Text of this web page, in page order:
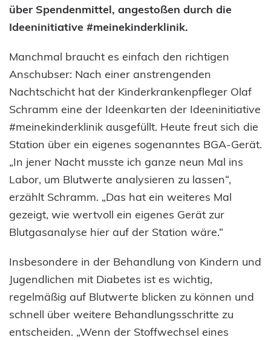
über Spendenmittel, angestoßen durch die
Ideeninitiative #meinekinderklinik.
Manchmal braucht es einfach den richtigen
Anschubser: Nach einer anstrengenden
Nachtschicht hat der Kinderkrankenpfleger Olaf
Schramm eine der Ideenkarten der Ideeninitiative
#meinekinderklinik ausgefüllt. Heute freut sich die
Station über ein eigenes sogenanntes BGA-Gerät.
„In jener Nacht musste ich ganze neun Mal ins
Labor, um Blutwerte analysieren zu lassen“,
erzählt Schramm. „Das hat ein weiteres Mal
gezeigt, wie wertvoll ein eigenes Gerät zur
Blutgasanalyse hier auf der Station wäre.“
Insbesondere in der Behandlung von Kindern und
Jugendlichen mit Diabetes ist es wichtig,
regelmäßig auf Blutwerte blicken zu können und
schnell über weitere Behandlungsschritte zu
entscheiden. „Wenn der Stoffwechsel eines